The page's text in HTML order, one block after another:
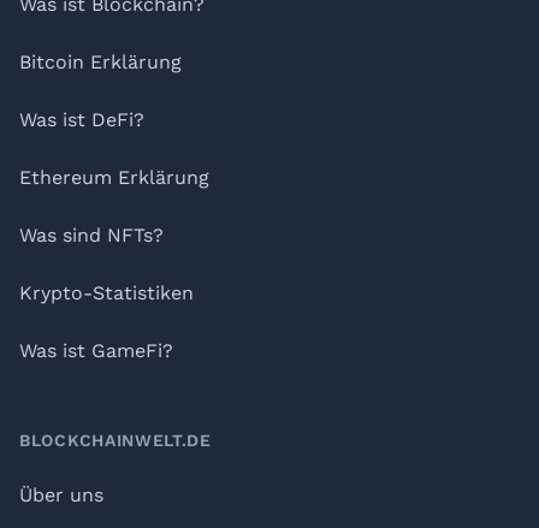
Bitcoin Erklärung
Was ist DeFi?
Ethereum Erklärung
Was sind NFTs?
Krypto-Statistiken
Was ist GameFi?
BLOCKCHAINWELT.DE
Über uns